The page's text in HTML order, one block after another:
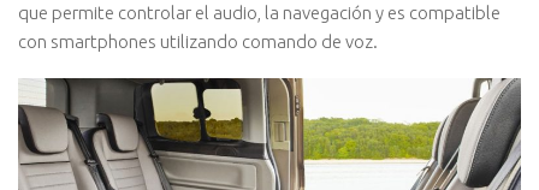
que permite controlar el audio, la navegación y es compatible
con smartphones utilizando comando de voz.